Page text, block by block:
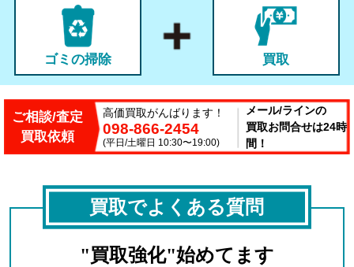
ゴミの掃除 買取
ご相談/査定
買取依頼
高価買取がんばります！
098-866-2454
(平日/土曜日 10:30〜19:00)
メール/ラインの
買取お問合せは24時
間！
買取でよくある質問
"買取強化"始めてます